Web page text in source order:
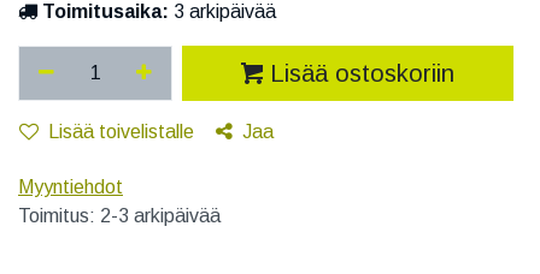
Toimitusaika: 3 arkipäivää
Lisää ostoskoriin
Lisää toivelistalle Jaa
Myyntiehdot
Toimitus: 2-3 arkipäivää